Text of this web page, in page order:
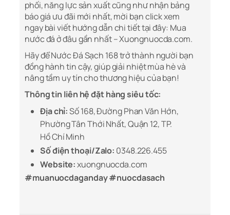
phối, năng lực sản xuất cũng như nhận bảng
báo giá ưu đãi mới nhất, mời bạn click xem
ngay bài viết hướng dẫn chi tiết tại đây: Mua
nước đá ở đâu gần nhất – Xuongnuocda.com.
Hãy để Nước Đá Sạch 168 trở thành người bạn
đồng hành tin cậy, giúp giải nhiệt mùa hè và
nâng tầm uy tín cho thương hiệu của bạn!
Thông tin liên hệ đặt hàng siêu tốc:
Địa chỉ:Số 168, Đường Phan Văn Hớn,
Phường Tân Thới Nhất, Quận 12, TP.
Hồ Chí Minh
Số điện thoại/Zalo: 0348.226.455
Website:xuongnuocda.com
#muanuocdaganday #nuocdasach